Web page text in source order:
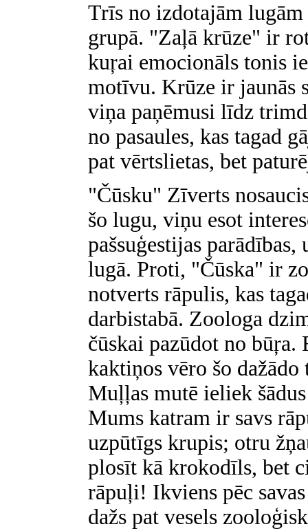
Trīs no izdotajām
grupā. "Zaļā krūze" ir
kuŗai emocionāls tonis
motīvu. Krūze ir jaunās
viņa paņēmusi līdz
no pasaules, kas tagad
pat vērtslietas, bet
"Čūsku" Zīverts
šo lugu, viņu esot
pašsuģestijas
lugā. Proti, "Čūska" ir
notverts rāpulis, kas
darbistabā. Zoologa
čūskai pazūdot no būŗa.
kaktiņos vēro šo
Muļļas mutē ieliek
Mums katram ir savs
uzpūtīgs krupis; otru
plosīt kā krokodīls, bet
rāpuļi! Ikviens pēc
dažs pat vesels